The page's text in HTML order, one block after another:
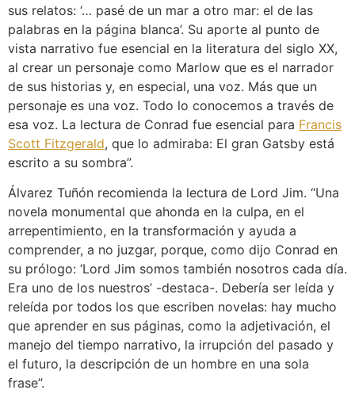
sus relatos: ‘… pasé de un mar a otro mar: el de las
palabras en la página blanca’. Su aporte al punto de
vista narrativo fue esencial en la literatura del siglo XX,
al crear un personaje como Marlow que es el narrador
de sus historias y, en especial, una voz. Más que un
personaje es una voz. Todo lo conocemos a través de
esa voz. La lectura de Conrad fue esencial para Francis
Scott Fitzgerald, que lo admiraba: El gran Gatsby está
escrito a su sombra”.
Álvarez Tuñón recomienda la lectura de Lord Jim. “Una
novela monumental que ahonda en la culpa, en el
arrepentimiento, en la transformación y ayuda a
comprender, a no juzgar, porque, como dijo Conrad en
su prólogo: ‘Lord Jim somos también nosotros cada día.
Era uno de los nuestros’ -destaca-. Debería ser leída y
releída por todos los que escriben novelas: hay mucho
que aprender en sus páginas, como la adjetivación, el
manejo del tiempo narrativo, la irrupción del pasado y
el futuro, la descripción de un hombre en una sola
frase”.